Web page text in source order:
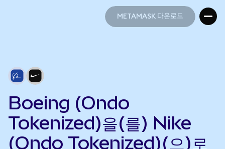
METAMASK 다운로드
Boeing (Ondo
Tokenized)을(를) Nike
(Ondo Tokenized)(으)로